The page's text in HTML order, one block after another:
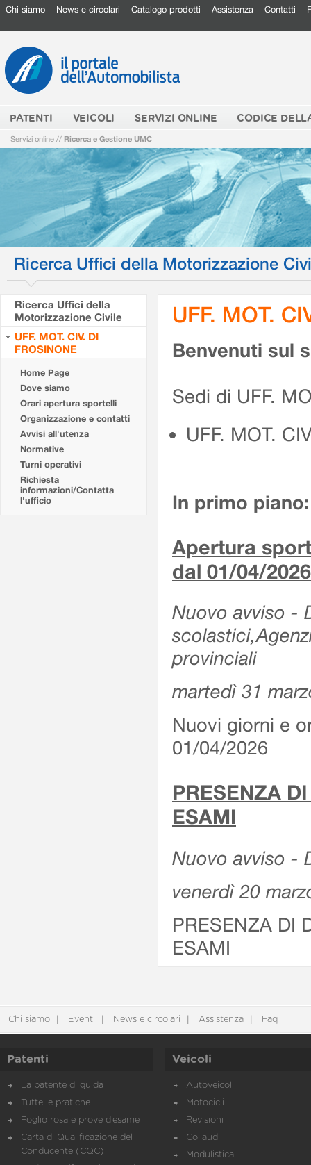
Chi siamo News e circolari Catalogo prodotti Assistenza Contatti
PATENTI VEICOLI SERVIZI ONLINE CODICE
Servizi online // Ricerca e Gestione UMC
Ricerca Uffici della Motorizzazione
Ricerca Uffici della
Motorizzazione Civile
UFF. MOT. CIV. DI
FROSINONE
Home Page
Dove siamo
Orari apertura sportelli
Organizzazione e contatti
Avvisi all'utenza
Normative
Turni operativi
Richiesta
informazioni/Contatta
l'ufficio
UFF. MOT.
Benvenuti sul
Sedi di UFF.
UFF. MOT.
In primo piano:
Apertura
dal 01/04/2026
Nuovo avviso -
provinciali
martedì 31
Nuovi giorni e
01/04/2026
PRESENZA
ESAMI
Nuovo avviso -
venerdì 20
PRESENZA DI
ESAMI
Chi siamo Eventi News e circolari Assistenza Faq
Patenti
La patente di guida
Tutte le pratiche
Foglio rosa e prove d’esame
Carta di Qualificazione del
Conducente (CQC)
Veicoli
Autoveicoli
Motocicli
Revisioni
Collaudi
Modulistica